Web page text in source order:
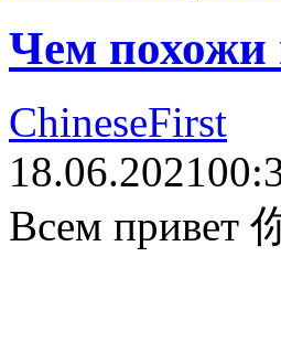
Чем похожи
ChineseFirst
18.06.2021
Всем привет